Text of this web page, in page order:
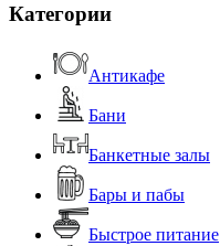
Категории
Антикафе
Бани
Банкетные залы
Бары и пабы
Быстрое питание